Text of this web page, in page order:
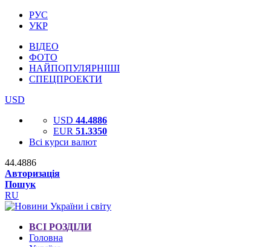
РУС
УКР
ВІДЕО
ФОТО
НАЙПОПУЛЯРНІШІ
СПЕЦПРОЕКТИ
USD
USD 44.4886
EUR 51.3350
Всі курси валют
44.4886
Авторизація
Пошук
RU
ВСІ РОЗДІЛИ
Головна